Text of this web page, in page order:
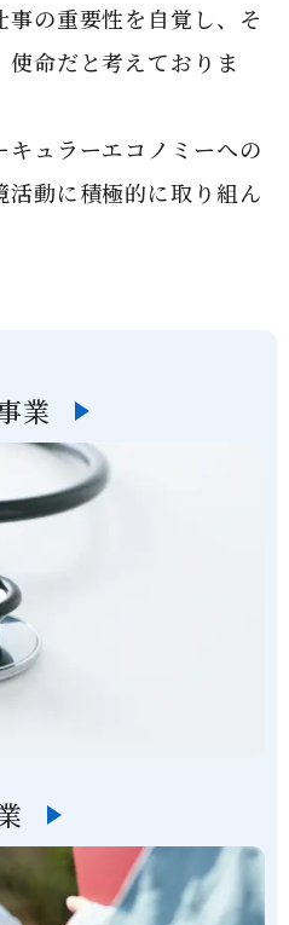
事の重要性を自覚し、そ
命だと考えておりま
ュラーエコノミーへの
動に積極的に取り組ん
業